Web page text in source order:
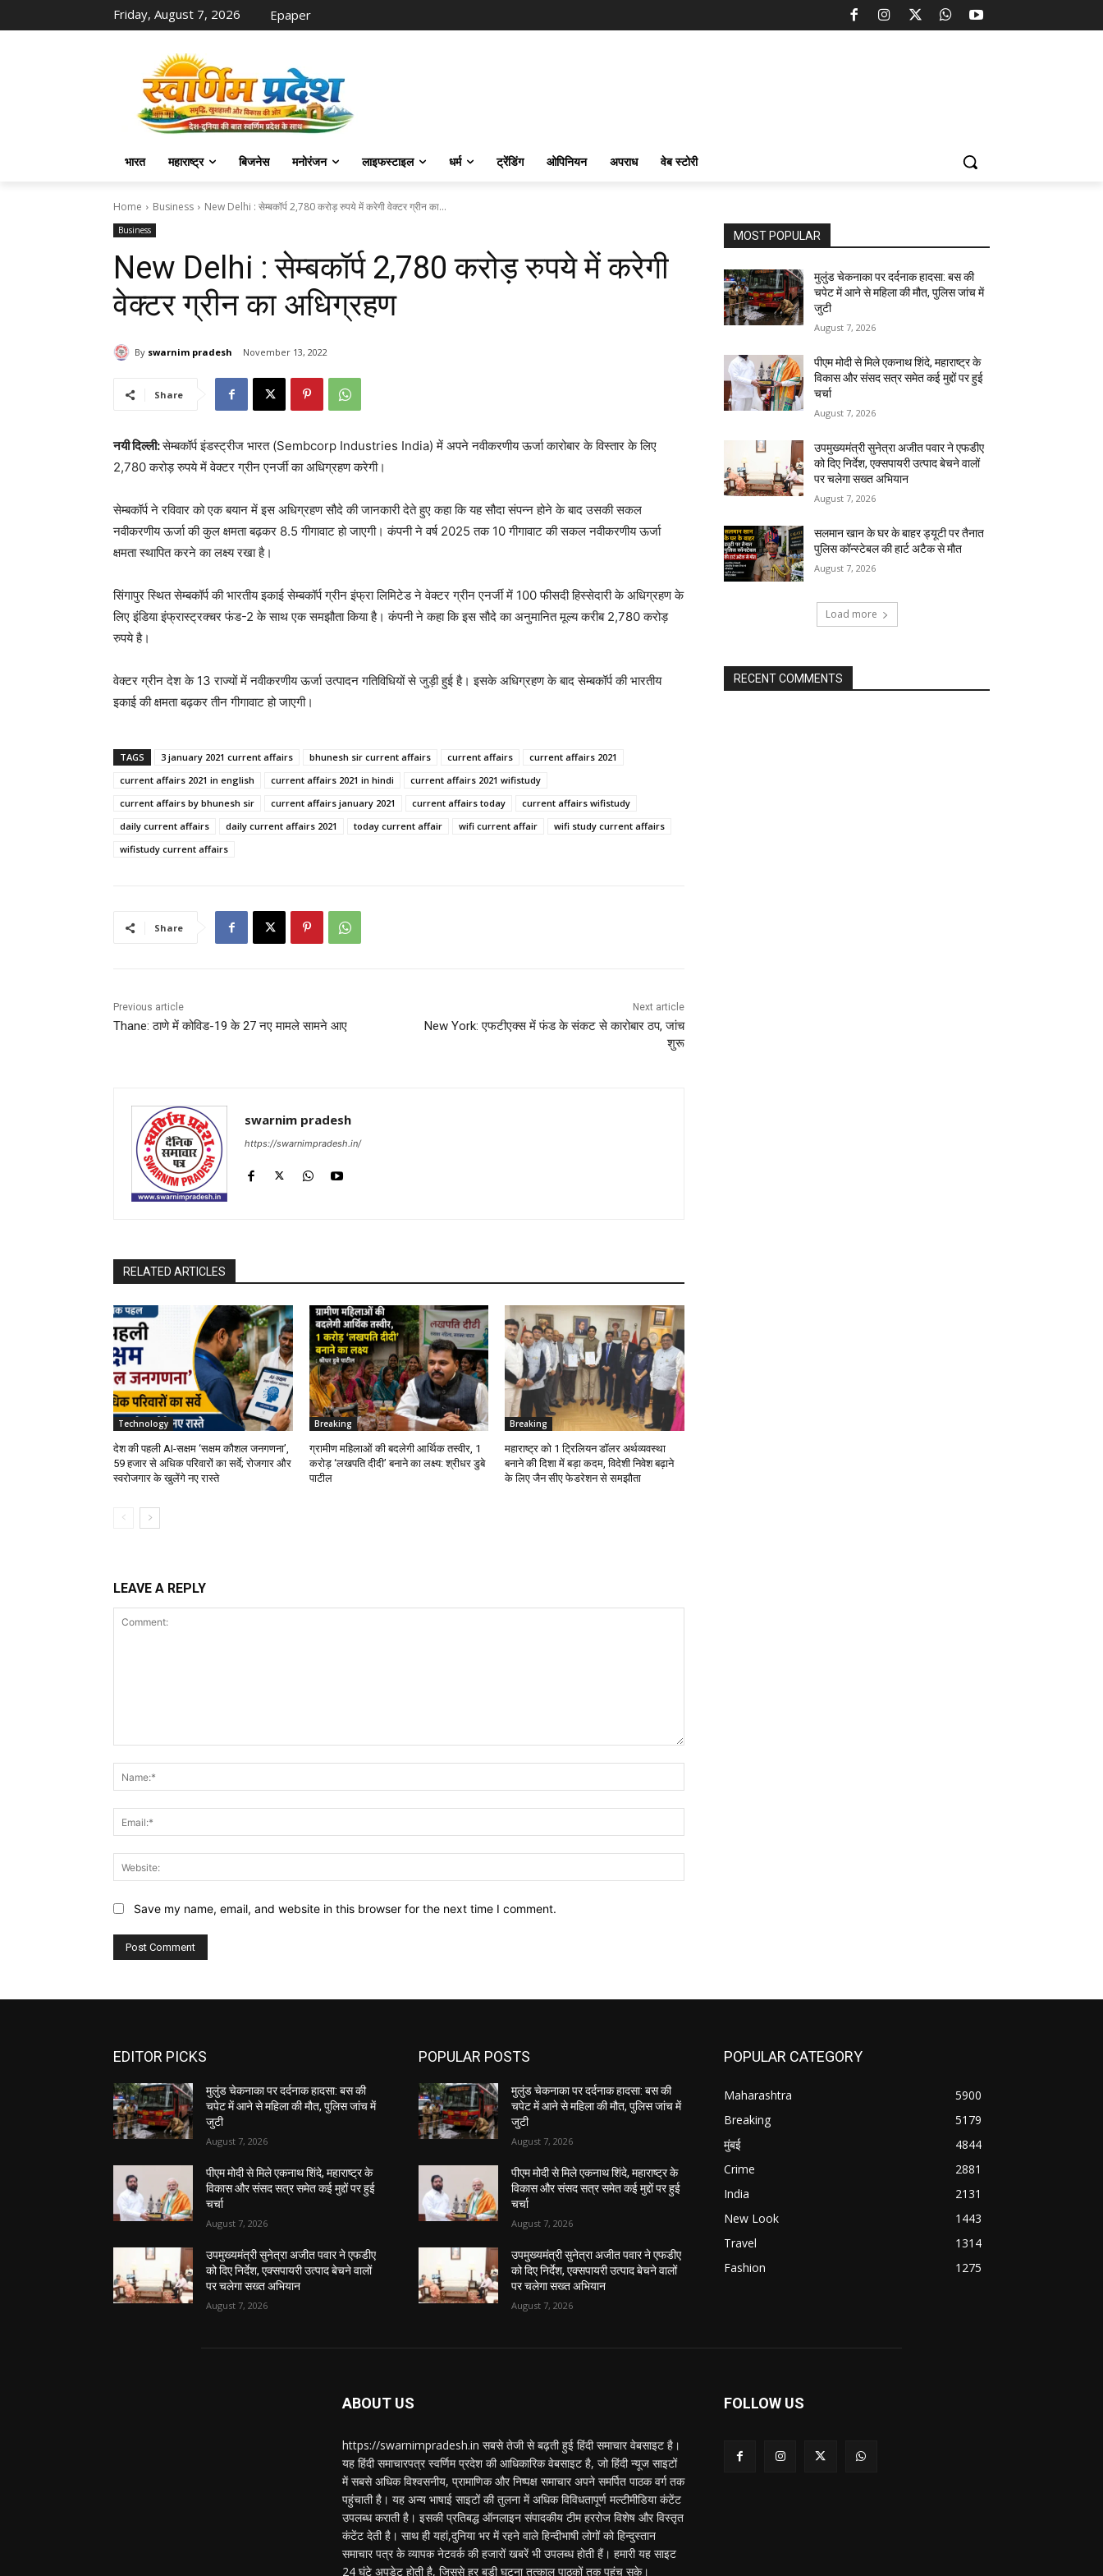
Friday, August 7, 2026 Epaper
भारत महाराष्ट्र बिजनेस मनोरंजन लाइफस्‍टाइल धर्म ट्रेंडिंग ओपिनियन अपराध वेब स्टोरी
Home Business New Delhi : सेम्बकॉर्प 2,780 करोड़ रुपये में करेगी वेक्टर ग्रीन का...
Business
New Delhi : सेम्बकॉर्प 2,780 करोड़ रुपये में करेगी
वेक्टर ग्रीन का अधिग्रहण
By swarnim pradesh November 13, 2022
Share
नयी दिल्ली:सेम्बकॉर्प इंडस्ट्रीज भारत (Sembcorp Industries India) में अपने नवीकरणीय ऊर्जा कारोबार के विस्तार के लिए
2,780 करोड़ रुपये में वेक्टर ग्रीन एनर्जी का अधिग्रहण करेगी।
सेम्बकॉर्प ने रविवार को एक बयान में इस अधिग्रहण सौदे की जानकारी देते हुए कहा कि यह सौदा संपन्न होने के बाद उसकी सकल
नवीकरणीय ऊर्जा की कुल क्षमता बढ़कर 8.5 गीगावाट हो जाएगी। कंपनी ने वर्ष 2025 तक 10 गीगावाट की सकल नवीकरणीय ऊर्जा
क्षमता स्थापित करने का लक्ष्य रखा है।
सिंगापुर स्थित सेम्बकॉर्प की भारतीय इकाई सेम्बकॉर्प ग्रीन इंफ्रा लिमिटेड ने वेक्टर ग्रीन एनर्जी में 100 फीसदी हिस्सेदारी के अधिग्रहण के
लिए इंडिया इंफ्रास्ट्रक्चर फंड-2 के साथ एक समझौता किया है। कंपनी ने कहा कि इस सौदे का अनुमानित मूल्य करीब 2,780 करोड़
रुपये है।
वेक्टर ग्रीन देश के 13 राज्यों में नवीकरणीय ऊर्जा उत्पादन गतिविधियों से जुड़ी हुई है। इसके अधिग्रहण के बाद सेम्बकॉर्प की भारतीय
इकाई की क्षमता बढ़कर तीन गीगावाट हो जाएगी।
TAGS 3 january 2021 current affairs bhunesh sir current affairs current affairs
current affairs 2021
current affairs 2021 in english
current affairs 2021 in hindi
current affairs 2021 wifistudy
current affairs by bhunesh sir
current affairs january 2021 current affairs today
current affairs wifistudy
daily current affairs
daily current affairs 2021 today current affair wifi current affair
wifi study current affairs
wifistudy current affairs
Share
Previous article
Thane: ठाणे में कोविड-19 के 27 नए मामले सामने आए
Next article
New York: एफटीएक्स में फंड के संकट से कारोबार ठप, जांच
शुरू
swarnim pradesh
https://swarnimpradesh.in/
RELATED ARTICLES
Technology
देश की पहली AI-सक्षम ‘सक्षम कौशल जनगणना’,
59 हजार से अधिक परिवारों का सर्वे; रोजगार और
स्वरोजगार के खुलेंगे नए रास्ते
Breaking
ग्रामीण महिलाओं की बदलेगी आर्थिक तस्वीर, 1
करोड़ ‘लखपति दीदी’ बनाने का लक्ष्य: श्रीधर डुबे
पाटील
Breaking
महाराष्ट्र को 1 ट्रिलियन डॉलर अर्थव्यवस्था
बनाने की दिशा में बड़ा कदम, विदेशी निवेश बढ़ाने
के लिए जैन सीए फेडरेशन से समझौता
LEAVE A REPLY
Save my name, email, and website in this browser for the next time I comment.
MOST POPULAR
मुलुंड चेकनाका पर दर्दनाक हादसा: बस की
चपेट में आने से महिला की मौत, पुलिस जांच में
जुटी
August 7, 2026
पीएम मोदी से मिले एकनाथ शिंदे, महाराष्ट्र के
विकास और संसद सत्र समेत कई मुद्दों पर हुई
चर्चा
August 7, 2026
उपमुख्यमंत्री सुनेत्रा अजीत पवार ने एफडीए
को दिए निर्देश, एक्सपायरी उत्पाद बेचने वालों
पर चलेगा सख्त अभियान
August 7, 2026
सलमान खान के घर के बाहर ड्यूटी पर तैनात
पुलिस कॉन्स्टेबल की हार्ट अटैक से मौत
August 7, 2026
Load more
RECENT COMMENTS
EDITOR PICKS
मुलुंड चेकनाका पर दर्दनाक हादसा: बस की
चपेट में आने से महिला की मौत, पुलिस जांच में
जुटी
August 7, 2026
पीएम मोदी से मिले एकनाथ शिंदे, महाराष्ट्र के
विकास और संसद सत्र समेत कई मुद्दों पर हुई
चर्चा
August 7, 2026
उपमुख्यमंत्री सुनेत्रा अजीत पवार ने एफडीए
को दिए निर्देश, एक्सपायरी उत्पाद बेचने वालों
पर चलेगा सख्त अभियान
August 7, 2026
POPULAR POSTS
मुलुंड चेकनाका पर दर्दनाक हादसा: बस की
चपेट में आने से महिला की मौत, पुलिस जांच में
जुटी
August 7, 2026
पीएम मोदी से मिले एकनाथ शिंदे, महाराष्ट्र के
विकास और संसद सत्र समेत कई मुद्दों पर हुई
चर्चा
August 7, 2026
उपमुख्यमंत्री सुनेत्रा अजीत पवार ने एफडीए
को दिए निर्देश, एक्सपायरी उत्पाद बेचने वालों
पर चलेगा सख्त अभियान
August 7, 2026
POPULAR CATEGORY
Maharashtra
5900
Breaking
5179
मुंबई
4844
Crime
2881
India
2131
New Look
1443
Travel
1314
Fashion
1275
ABOUT US
https://swarnimpradesh.in सबसे तेजी से बढ़ती हुई हिंदी समाचार वेबसाइट है।
यह हिंदी समाचारपत्र स्वर्णिम प्रदेश की आधिकारिक वेबसाइट है, जो हिंदी न्यूज साइटों
में सबसे अधिक विश्वसनीय, प्रामाणिक और निष्पक्ष समाचार अपने समर्पित पाठक वर्ग तक
पहुंचाती है। यह अन्य भाषाई साइटों की तुलना में अधिक विविधतापूर्ण मल्टीमीडिया कंटेंट
उपलब्ध कराती है। इसकी प्रतिबद्ध ऑनलाइन संपादकीय टीम हररोज विशेष और विस्तृत
कंटेंट देती है। साथ ही यहां,दुनिया भर में रहने वाले हिन्दीभाषी लोगों को हिन्दुस्तान
समाचार पत्र के व्यापक नेटवर्क की हजारों खबरें भी उपलब्ध होती हैं। हमारी यह साइट
24 घंटे अपडेट होती है, जिससे हर बड़ी घटना तत्काल पाठकों तक पहुंच सके।
FOLLOW US